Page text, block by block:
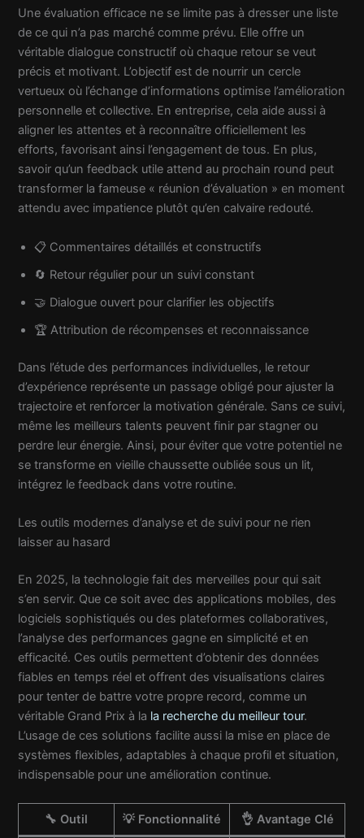
Une évaluation efficace ne se limite pas à dresser une liste
de ce qui n’a pas marché comme prévu. Elle offre un
véritable dialogue constructif où chaque retour se veut
précis et motivant. L’objectif est de nourrir un cercle
vertueux où l’échange d’informations optimise l’amélioration
personnelle et collective. En entreprise, cela aide aussi à
aligner les attentes et à reconnaître officiellement les
efforts, favorisant ainsi l’engagement de tous. En plus,
savoir qu’un feedback utile attend au prochain round peut
transformer la fameuse « réunion d’évaluation » en moment
attendu avec impatience plutôt qu’en calvaire redouté.
📋 Commentaires détaillés et constructifs
🔄 Retour régulier pour un suivi constant
🤝 Dialogue ouvert pour clarifier les objectifs
🏆 Attribution de récompenses et reconnaissance
Dans l’étude des performances individuelles, le retour
d’expérience représente un passage obligé pour ajuster la
trajectoire et renforcer la motivation générale. Sans ce suivi,
même les meilleurs talents peuvent finir par stagner ou
perdre leur énergie. Ainsi, pour éviter que votre potentiel ne
se transforme en vieille chaussette oubliée sous un lit,
intégrez le feedback dans votre routine.
Les outils modernes d’analyse et de suivi pour ne rien
laisser au hasard
En 2025, la technologie fait des merveilles pour qui sait
s’en servir. Que ce soit avec des applications mobiles, des
logiciels sophistiqués ou des plateformes collaboratives,
l’analyse des performances gagne en simplicité et en
efficacité. Ces outils permettent d’obtenir des données
fiables en temps réel et offrent des visualisations claires
pour tenter de battre votre propre record, comme un
véritable Grand Prix à la la recherche du meilleur tour.
L’usage de ces solutions facilite aussi la mise en place de
systèmes flexibles, adaptables à chaque profil et situation,
indispensable pour une amélioration continue.
🔧 Outil 💡 Fonctionnalité 👌 Avantage Clé